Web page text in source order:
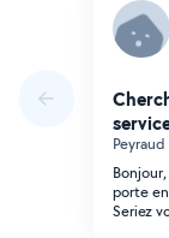
Peyraud
porte
Seriez